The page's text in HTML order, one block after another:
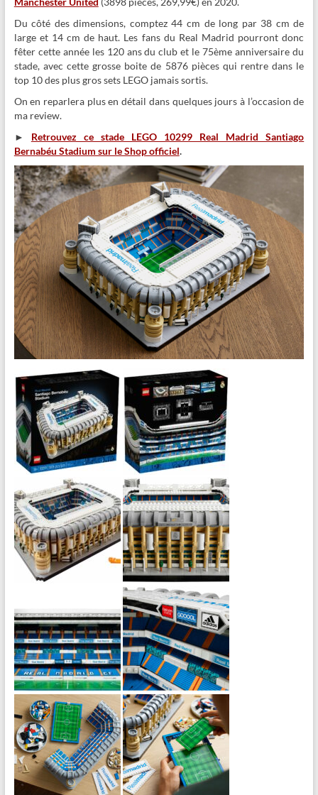
Du côté des dimensions, comptez 44 cm de long par 38 cm de
large et 14 cm de haut. Les fans du Real Madrid pourront donc
fêter cette année les 120 ans du club et le 75ème anniversaire du
stade, avec cette grosse boite de 5876 pièces qui rentre dans le
top 10 des plus gros sets LEGO jamais sortis.
On en reparlera plus en détail dans quelques jours à l’occasion de
ma review.
► Retrouvez ce stade LEGO 10299 Real Madrid Santiago
Bernabéu Stadium sur le Shop officiel.